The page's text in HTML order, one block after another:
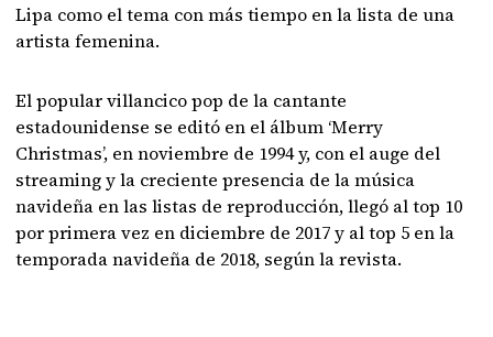
Lipa como el tema con más tiempo en la lista de una
artista femenina.
El popular villancico pop de la cantante
estadounidense se editó en el álbum ‘Merry
Christmas’, en noviembre de 1994 y, con el auge del
streaming y la creciente presencia de la música
navideña en las listas de reproducción, llegó al top 10
por primera vez en diciembre de 2017 y al top 5 en la
temporada navideña de 2018, según la revista.